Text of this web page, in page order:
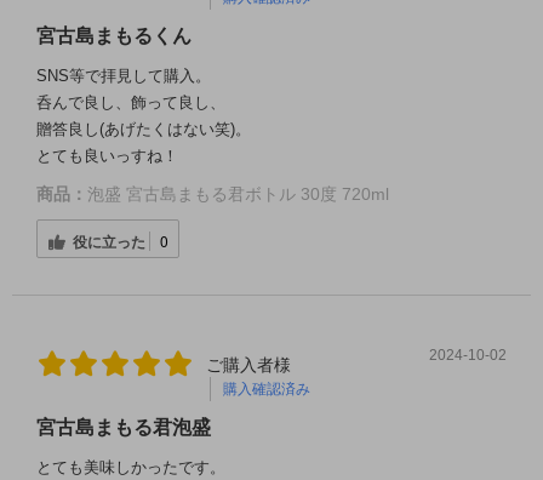
宮古島まもるくん
SNS等で拝見して購入。
呑んで良し、飾って良し、
贈答良し(あげたくはない笑)。
とても良いっすね！
商品： 泡盛 宮古島まもる君ボトル 30度 720ml
役に立った 0
ご購入者様
購入確認済み
2024-10-02
宮古島まもる君泡盛
とても美味しかったです。